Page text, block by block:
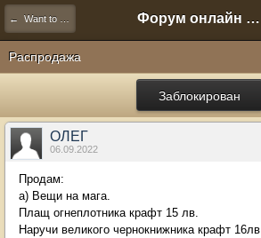
← Want to Sell Форум онлайн игры "Новая Эра" (Нюра Биз)
Распродажа
Заблокирован
ОЛЕГ
06.09.2022
Продам:
а) Вещи на мага.
Плащ огнеплотника крафт 15 лв.
Наручи великого чернокнижника крафт 16лв